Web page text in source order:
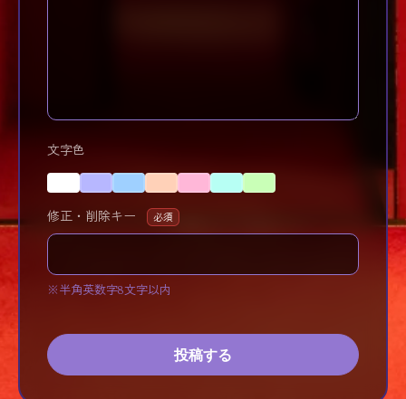
文字色
修正・削除キー 必須
※半角英数字8文字以内
投稿する